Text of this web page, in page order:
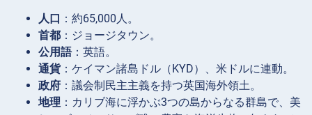
人口 ：約65,000人。
首都 ：ジョージタウン。
公用語：英語。
通貨：ケイマン諸島ドル（KYD）、米ドルに連動。
政府 ：議会制民主主義を持つ英国海外領土。
地理 ：カリブ海に浮かぶ3つの島からなる群島で、美